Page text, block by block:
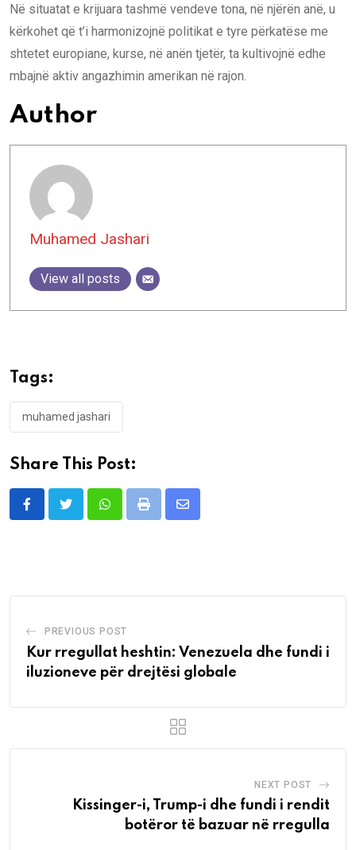
Në situatat e krijuara tashmë vendeve tona, në njërën anë, u
kërkohet që t’i harmonizojnë politikat e tyre përkatëse me
shtetet europiane, kurse, në anën tjetër, ta kultivojnë edhe
mbajnë aktiv angazhimin amerikan në rajon.
Author
Muhamed Jashari
View all posts
Tags:
muhamed jashari
Share This Post:
WhatsappPrint
Share
PREVIOUS POST
Kur rregullat heshtin: Venezuela dhe fundi i
iluzioneve për drejtësi globale
NEXT POST
Kissinger-i, Trump-i dhe fundi i rendit
botëror të bazuar në rregulla